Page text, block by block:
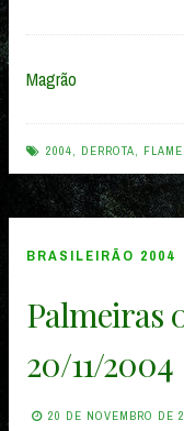
Magrão
2004, DERROTA,
BRASILEIRÃO 2004
Palmeiras
20/11/2004
20 DE NOVEMBRO DE